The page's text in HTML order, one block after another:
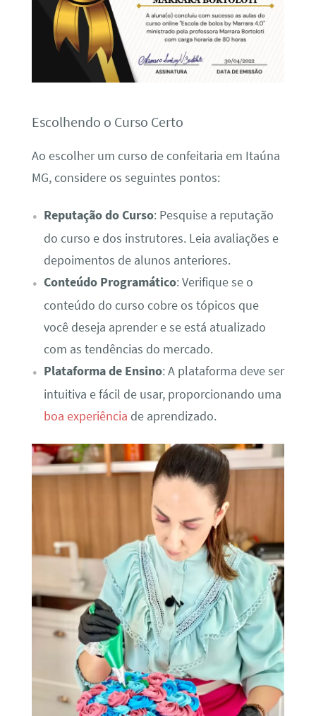
Escolhendo o Curso Certo
Ao escolher um curso de confeitaria em Itaúna
MG, considere os seguintes pontos:
Reputação do Curso: Pesquise a reputação
do curso e dos instrutores. Leia avaliações e
depoimentos de alunos anteriores.
Conteúdo Programático: Verifique se o
conteúdo do curso cobre os tópicos que
você deseja aprender e se está atualizado
com as tendências do mercado.
Plataforma de Ensino: A plataforma deve ser
intuitiva e fácil de usar, proporcionando uma
boa experiência de aprendizado.